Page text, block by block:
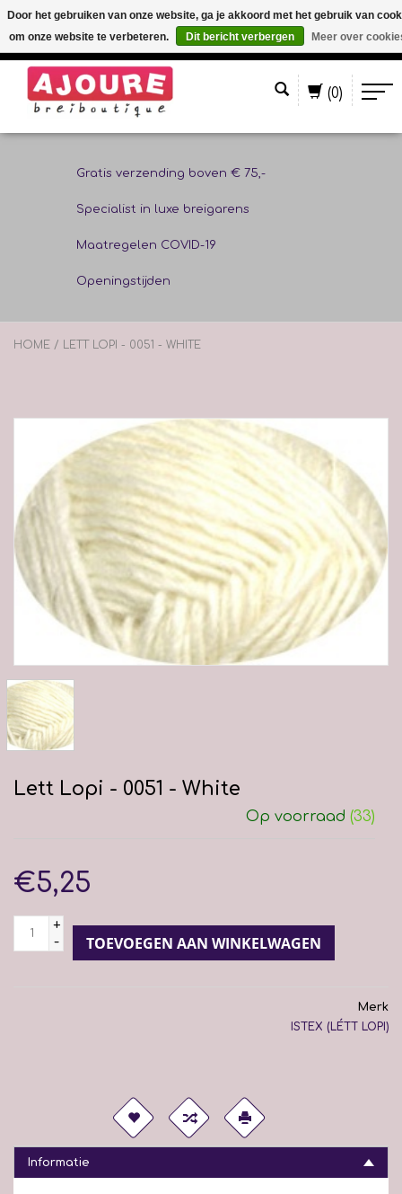
(0)
Gratis verzending boven € 75,-
Specialist in luxe breigarens
Maatregelen COVID-19
Openingstijden
HOME / LETT LOPI - 0051 - WHITE
Lett Lopi - 0051 - White
Op voorraad (33)
€5,25
+
-
TOEVOEGEN AAN WINKELWAGEN
Merk
ISTEX (LÉTT LOPI)
Informatie
Door het gebruiken van onze website, ga je akkoord met het gebruik van
om onze website te verbeteren.
Dit bericht verbergen Meer over